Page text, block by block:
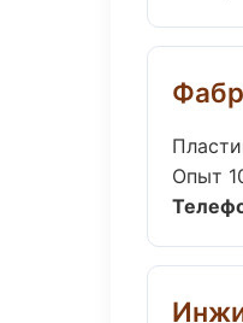
Опыт